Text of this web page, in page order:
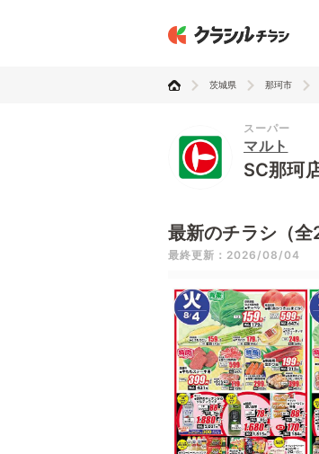
茨城県 那珂市
スーパー
マルト
SC那珂
最新のチラシ（全
最終更新：2026/08/04